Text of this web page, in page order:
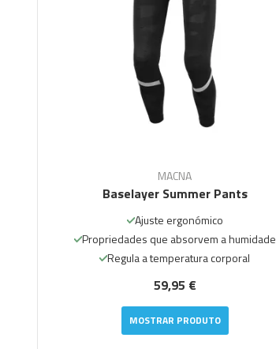
MACNA
Baselayer Summer Pants
Ajuste ergonómico
Propriedades que absorvem a humidade
Regula a temperatura corporal
59,95 €
MOSTRAR PRODUTO